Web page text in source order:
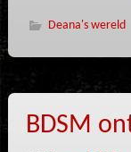
Deana's wereld
BDSM